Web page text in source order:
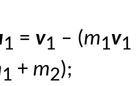
1 = v1 – (m1v1
1 + m2);